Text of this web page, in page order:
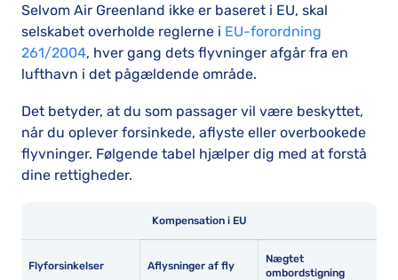
Selvom Air Greenland ikke er baseret i EU, skal
selskabet overholde reglerne i EU-forordning
261/2004, hver gang dets flyvninger afgår fra en
lufthavn i det pågældende område.
Det betyder, at du som passager vil være beskyttet,
når du oplever forsinkede, aflyste eller overbookede
flyvninger. Følgende tabel hjælper dig med at forstå
dine rettigheder.
Kompensation i EU
Flyforsinkelser Aflysninger af fly
Nægtet
ombordstigning